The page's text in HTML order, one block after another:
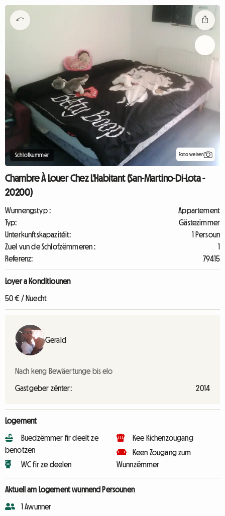
Schlofkummer Foto weisen
Chambre À Louer Chez L'Habitant (San-Martino-Di-Lota -
20200)
Wunnengstyp :
Appartement
Typ:
Gästezimmer
Unterkunftskapazitéit:
1 Persoun
Zuel vun de Schlofzëmmeren :
1
Referenz:
79415
Loyer a Konditiounen
50 € / Nuecht
Gerald
Nach keng Bewäertunge bis elo
Gastgeber zënter: 2014
Logement
Buedzëmmer fir deelt ze
benotzen
WC fir ze deelen
Kee Kichenzougang
Keen Zougang zum
Wunnzëmmer
Aktuell am Logement wunnend Persounen
1 Awunner